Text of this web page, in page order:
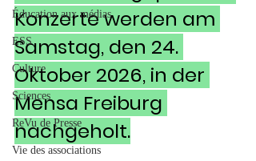
Éducation aux médias
ESS
Culture
Sciences
ReVu de Presse
Vie des associations
Konzerte werden am
Samstag, den 24.
Oktober 2026, in der
Mensa Freiburg
nachgeholt.